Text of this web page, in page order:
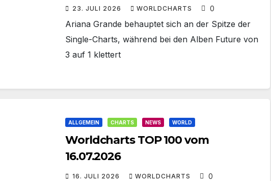
23. JULI 2026 WORLDCHARTS 0
Ariana Grande behauptet sich an der Spitze der
Single-Charts, während bei den Alben Future von
3 auf 1 klettert
ALLGEMEIN CHARTS NEWS WORLD
Worldcharts TOP 100 vom
16.07.2026
16. JULI 2026 WORLDCHARTS 0